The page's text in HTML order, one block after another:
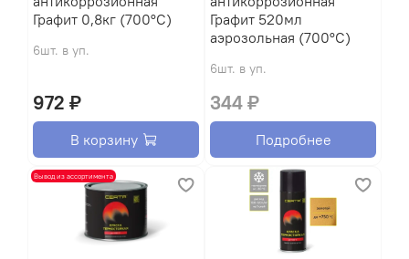
Графит 0,8кг (700°С)
6шт. в уп.
972 ₽
В корзину
Графит 520мл
аэрозольная (700°С)
6шт. в уп.
344 ₽
Подробнее
Вывод из ассортимента